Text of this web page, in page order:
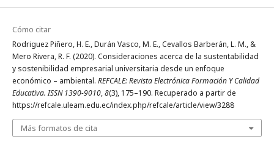
Cómo citar
Rodriguez Piñero, H. E., Durán Vasco, M. E., Cevallos Barberán, L. M., &
Mero Rivera, R. F. (2020). Consideraciones acerca de la sustentabilidad
y sostenibilidad empresarial universitaria desde un enfoque
económico – ambiental. REFCALE: Revista Electrónica Formación Y Calidad
Educativa. ISSN 1390-9010,8(3), 175–190. Recuperado a partir de
https://refcale.uleam.edu.ec/index.php/refcale/article/view/3288
Más formatos de cita